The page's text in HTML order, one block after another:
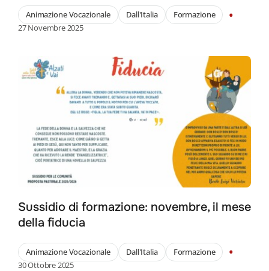
Animazione Vocazionale Dall'Italia Formazione •
27 Novembre 2025
Sussidio di formazione: novembre, il mese
della fiducia
Animazione Vocazionale Dall'Italia Formazione •
30 Ottobre 2025
Search
for: